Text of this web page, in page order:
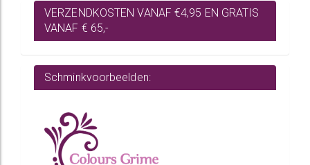
VERZENDKOSTEN VANAF €4,95 EN GRATIS
VANAF € 65,-
Schminkvoorbeelden: